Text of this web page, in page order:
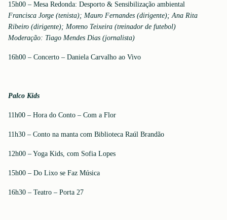
15h00 – Mesa Redonda: Desporto & Sensibilização ambiental
Francisca Jorge (tenista); Mauro Fernandes (dirigente); Ana Rita
Ribeiro (dirigente); Moreno Teixeira (treinador de futebol)
Moderação: Tiago Mendes Dias (jornalista)
16h00 – Concerto – Daniela Carvalho ao Vivo
Palco Kids
11h00 – Hora do Conto – Com a Flor
11h30 – Conto na manta com Biblioteca Raúl Brandão
12h00 – Yoga Kids, com Sofia Lopes
15h00 – Do Lixo se Faz Música
16h30 – Teatro – Porta 27